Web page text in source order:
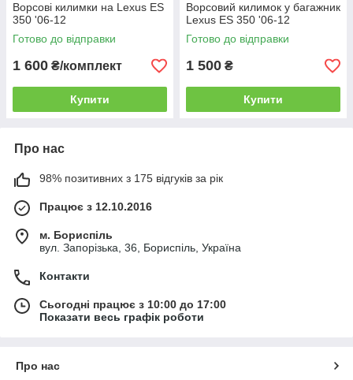
Ворсові килимки на Lexus ES
350 '06-12
Готово до відправки
1 600 ₴/комплект
Купити
Ворсовий килимок у багажник
Lexus ES 350 '06-12
Готово до відправки
1 500 ₴
Купити
Про нас
98% позитивних з 175 відгуків за рік
Працює з 12.10.2016
м. Бориспіль
вул. Запорізька, 36, Бориспіль, Україна
Контакти
Сьогодні працює з 10:00 до 17:00
Показати весь графік роботи
Про нас